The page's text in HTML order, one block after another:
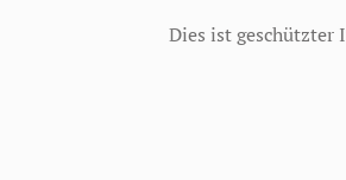
Dies ist geschützter